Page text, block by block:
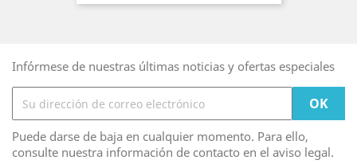
Infórmese de nuestras últimas noticias y ofertas especiales
Puede darse de baja en cualquier momento. Para ello,
consulte nuestra información de contacto en el aviso legal.